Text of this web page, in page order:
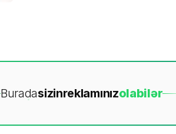
Buradasizinreklamınızolabilər